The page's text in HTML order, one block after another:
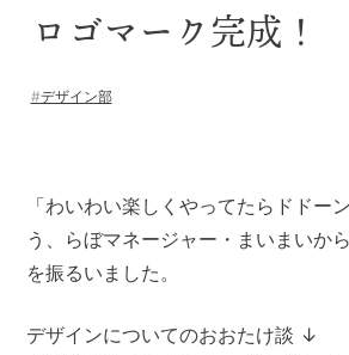
ロゴマーク完成！
デザイン部
「わいわい楽しくやってたらドド
う、らぼマネージャー・まいまいか
を振るいました。
デザインについてのおおたけ談 ↓